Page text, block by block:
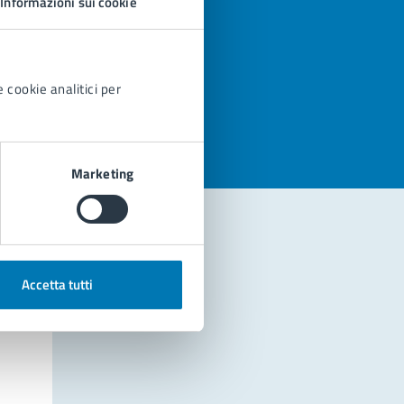
cookie analitici per
Marketing
Accetta tutti